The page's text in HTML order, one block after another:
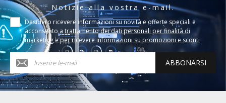
Notizie alla vostra e-mail.
Desidero ricevere informazioni su novità e offerte speciali e
acconsento a trattamento dei dati personali per finalità di
marketing e per ricevere informazioni su promozioni e sconti
ABBONARSI